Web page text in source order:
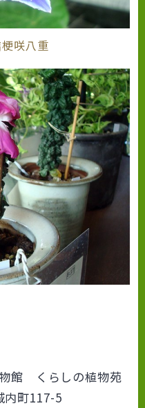
咲八重
館 くらしの植物苑
内町117-5